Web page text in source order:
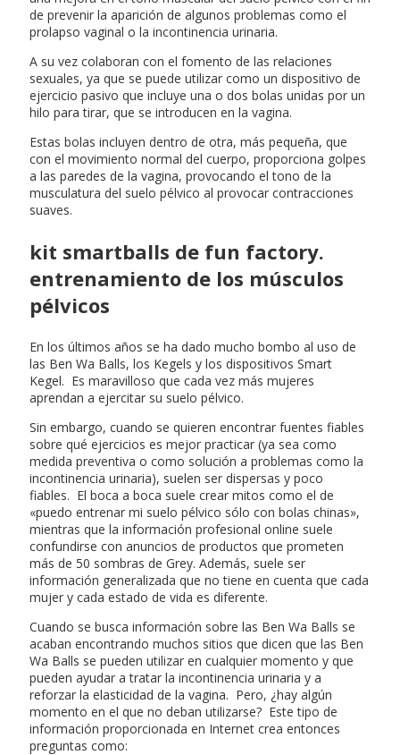
de prevenir la aparición de algunos problemas como el
prolapso vaginal o la incontinencia urinaria.
A su vez colaboran con el fomento de las relaciones
sexuales, ya que se puede utilizar como un dispositivo de
ejercicio pasivo que incluye una o dos bolas unidas por un
hilo para tirar, que se introducen en la vagina.
Estas bolas incluyen dentro de otra, más pequeña, que
con el movimiento normal del cuerpo, proporciona golpes
a las paredes de la vagina, provocando el tono de la
musculatura del suelo pélvico al provocar contracciones
suaves.
kit smartballs de fun factory.
entrenamiento de los músculos
pélvicos
En los últimos años se ha dado mucho bombo al uso de
las Ben Wa Balls, los Kegels y los dispositivos Smart
Kegel. Es maravilloso que cada vez más mujeres
aprendan a ejercitar su suelo pélvico.
Sin embargo, cuando se quieren encontrar fuentes fiables
sobre qué ejercicios es mejor practicar (ya sea como
medida preventiva o como solución a problemas como la
incontinencia urinaria), suelen ser dispersas y poco
fiables. El boca a boca suele crear mitos como el de
«puedo entrenar mi suelo pélvico sólo con bolas chinas»,
mientras que la información profesional online suele
confundirse con anuncios de productos que prometen
más de 50 sombras de Grey. Además, suele ser
información generalizada que no tiene en cuenta que cada
mujer y cada estado de vida es diferente.
Cuando se busca información sobre las Ben Wa Balls se
acaban encontrando muchos sitios que dicen que las Ben
Wa Balls se pueden utilizar en cualquier momento y que
pueden ayudar a tratar la incontinencia urinaria y a
reforzar la elasticidad de la vagina. Pero, ¿hay algún
momento en el que no deban utilizarse? Este tipo de
información proporcionada en Internet crea entonces
preguntas como: